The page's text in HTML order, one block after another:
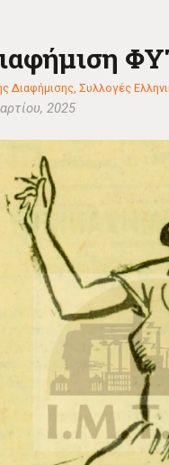
Διαφήμισης,Συλλογές
2025